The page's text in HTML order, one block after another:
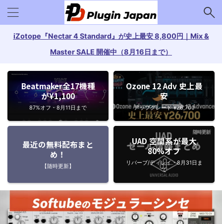
iZotope『Nectar 4 Standard』が史上最安 8,800円｜Mix &
Master SALE 開催中（8月16日まで）
Beatmaker全17機種
が¥1,100
87%オフ・8月11日まで
Ozone 12 Adv 史上最
安
アップグレード ¥26,700
最近の無料配布まと
め！
【随時更新】
UAD 空間系が最大
80%オフ
リバーブ/ディレイ・8月31日ま
で